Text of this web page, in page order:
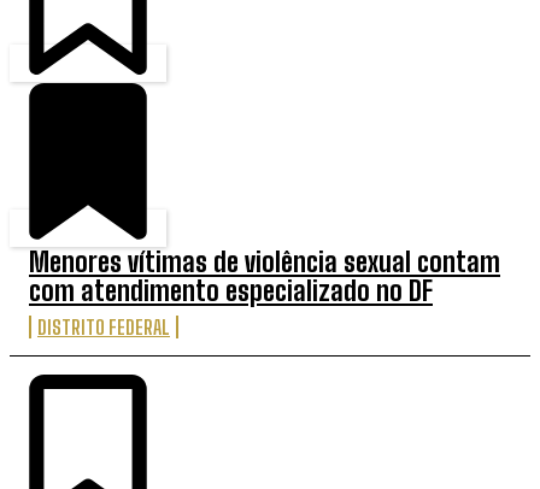
Menores vítimas de violência sexual contam
com atendimento especializado no DF
DISTRITO FEDERAL